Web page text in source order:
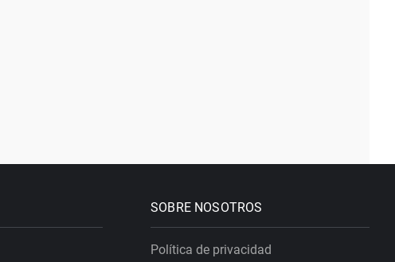
SOBRE NOSOTROS
Política de privacidad